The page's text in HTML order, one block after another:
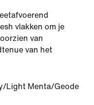
vlakken om je
van
van het
Light Menta/Geode